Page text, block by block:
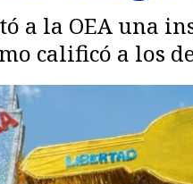
a la OEA una
calificó a los